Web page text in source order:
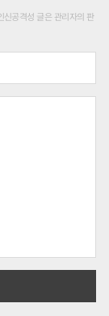
신공격성 글은 관리자의 판